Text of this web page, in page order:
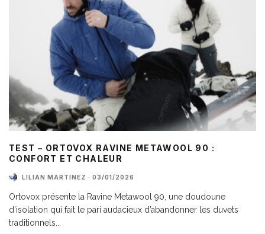
TEST – ORTOVOX RAVINE METAWOOL 90 :
CONFORT ET CHALEUR
LILIAN MARTINEZ · 03/01/2026
Ortovox présente la Ravine Metawool 90, une doudoune
d’isolation qui fait le pari audacieux d’abandonner les duvets
traditionnels...